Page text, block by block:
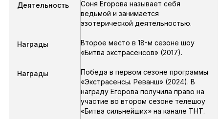
Деятельность
Соня Егорова называет себя
ведьмой и занимается
эзотерической деятельностью.
Награды
Второе место в 18-м сезоне шоу
«Битва экстрасенсов» (2017).
Награды
Победа в первом сезоне программы
«Экстрасенсы. Реванш» (2024). В
награду Егорова получила право на
участие во втором сезоне телешоу
«Битва сильнейших» на канале ТНТ.